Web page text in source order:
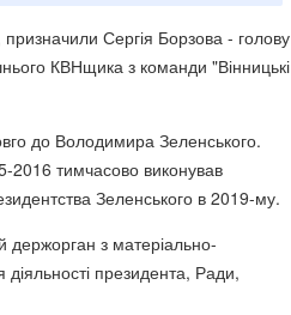
Сергія Борзова - голову
КВНщика з команди "Вінницькі
до Володимира Зеленського.
2016 тимчасово виконував
Зеленського в 2019-му.
держорган з матеріально-
діяльності президента, Ради,